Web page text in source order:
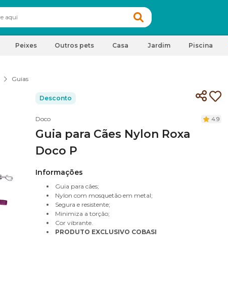
Peixes Outros pets Casa Jardim Piscina
Guias
Desconto
Doco 4.9
Guia para Cães Nylon Roxa
Doco P
Informações
Guia para cães;
Nylon com mosquetão em metal;
Segura e resistente;
Minimiza a torção;
Cor vibrante.
PRODUTO EXCLUSIVO COBASI